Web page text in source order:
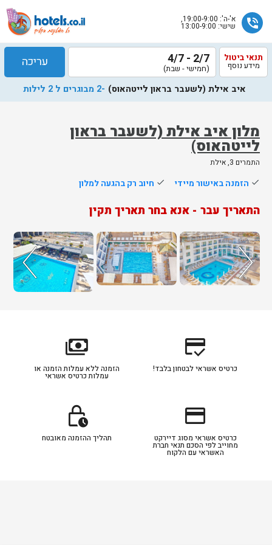
phone_in_talk א'-ה': 19:00-9:00,
שישי: 13:00-9:00
מלון איב אילת (לשעבר בראון
לייטהאוס)
התמרים 3, אילת
תנאי ביטול
מידע נוסף 2/7 - 4/7
(חמישי - שבת) עריכה
איב אילת (לשעבר בראון לייטהאוס) -2 מבוגרים ל 2 לילות
done הזמנה באישור מיידי done חיוב רק בהגעה למלון
התאריך עבר - אנא בחר תאריך תקין
שלח
נציג
יחזור
אליך
בשעות
הפעילות
credit_score
כרטיס אשראי לבטחון בלבד!
payments
הזמנה ללא עמלות הזמנה או
עמלות כרטיס אשראי
credit_card
כרטיס אשראי מסוג דיירקט
מחוייב לפי הסכם תנאי חברת
האשראי עם הלקוח
lock_clock
תהליך ההזמנה מאובטח